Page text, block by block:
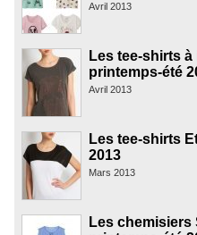
Avril 2013
Les tee-shirts
printemps-été
Avril 2013
Les tee-shirts
2013
Mars 2013
Les